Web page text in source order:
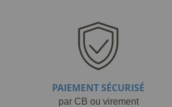
PAIEMENT SÉCURISÉ
par CB ou virement